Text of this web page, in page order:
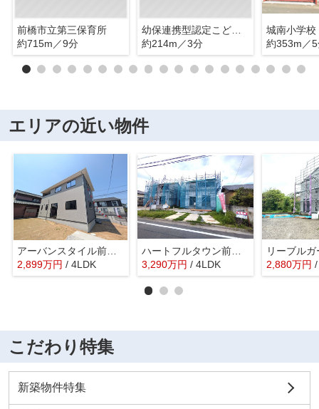
前橋市立第三保育所
約715m／9分
幼保連携型認定こども園静和第三幼稚園
約214m／3分
城南小学校
約353m／
エリアの近い物件
アーバンスタイル前橋市元総社町1期ー①
2,899万円 / 4LDK
ハートフルタウン前橋市光が丘町27ーB
3,290万円 / 4LDK 2,880万円
こだわり特集
新築物件特集